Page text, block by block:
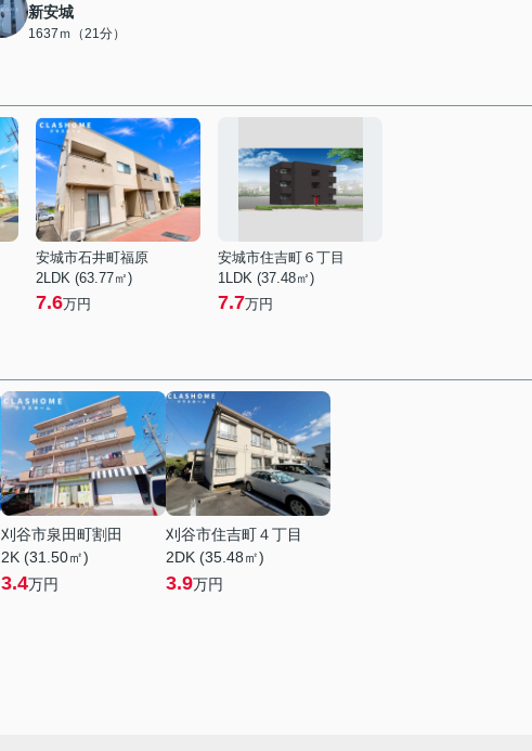
新安城
1637ｍ（21分）
安城市石井町福原
2LDK (63.77㎡)
7.6万円
安城市住吉町６丁目
1LDK (37.48㎡)
7.7万円
刈谷市泉田町割田
2K (31.50㎡)
3.4万円
刈谷市住吉町４丁目
2DK (35.48㎡)
3.9万円